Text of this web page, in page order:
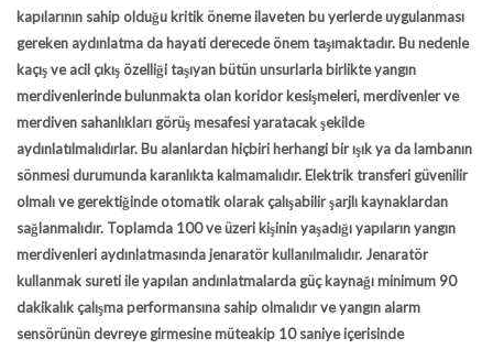
kapılarının sahip olduğu kritik öneme ilaveten bu yerlerde uygulanması
gereken aydınlatma da hayati derecede önem taşımaktadır. Bu nedenle
kaçış ve acil çıkış özelliği taşıyan bütün unsurlarla birlikte yangın
merdivenlerinde bulunmakta olan koridor kesişmeleri, merdivenler ve
merdiven sahanlıkları görüş mesafesi yaratacak şekilde
aydınlatılmalıdırlar. Bu alanlardan hiçbiri herhangi bir ışık ya da lambanın
sönmesi durumunda karanlıkta kalmamalıdır. Elektrik transferi güvenilir
olmalı ve gerektiğinde otomatik olarak çalışabilir şarjlı kaynaklardan
sağlanmalıdır. Toplamda 100 ve üzeri kişinin yaşadığı yapıların yangın
merdivenleri aydınlatmasında jenaratör kullanılmalıdır. Jenaratör
kullanmak sureti ile yapılan andınlatmalarda güç kaynağı minimum 90
dakikalık çalışma performansına sahip olmalıdır ve yangın alarm
sensörünün devreye girmesine müteakip 10 saniye içerisinde